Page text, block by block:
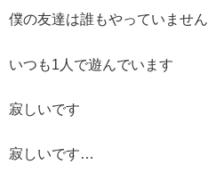
僕の友達は誰もやっていません
いつも1人で遊んでいます
寂しいです
寂しいです…